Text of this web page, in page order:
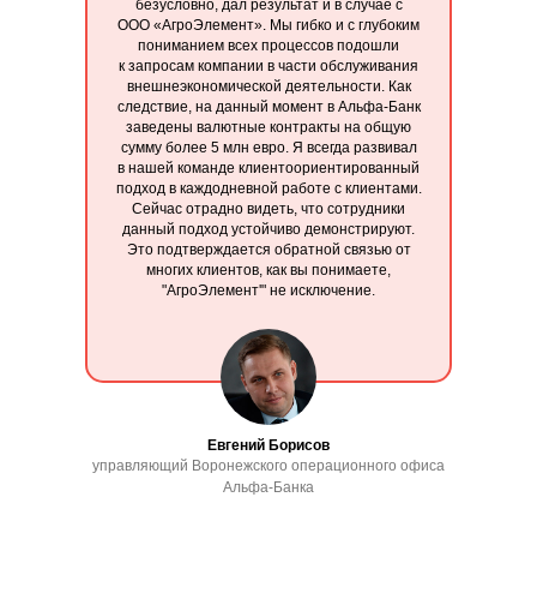
Евгений Борисов
безусловно, дал результат и в случае с
ООО «АгроЭлемент». Мы гибко и c глубоким
пониманием всех процессов подошли
к запросам компании в части обслуживания
внешнеэкономической деятельности. Как
следствие, на данный момент в Альфа-Банк
заведены валютные контракты на общую
сумму более 5 млн евро. Я всегда развивал
в нашей команде клиентоориентированный
подход в каждодневной работе с клиентами.
Сейчас отрадно видеть, что сотрудники
данный подход устойчиво демонстрируют.
Это подтверждается обратной связью от
многих клиентов, как вы понимаете,
"АгроЭлемент'" не исключение.
управляющий Воронежского операционного офиса
Альфа-Банка